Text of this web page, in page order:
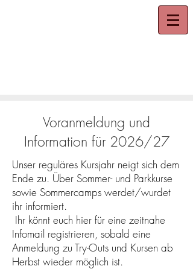
Voranmeldung und
Information für 2026/27
Unser reguläres Kursjahr neigt sich dem
Ende zu. Über Sommer- und Parkkurse
sowie Sommercamps werdet/wurdet
ihr informiert.
Ihr könnt euch hier für eine zeitnahe
Infomail registrieren, sobald eine
Anmeldung zu Try-Outs und Kursen ab
Herbst wieder möglich ist.